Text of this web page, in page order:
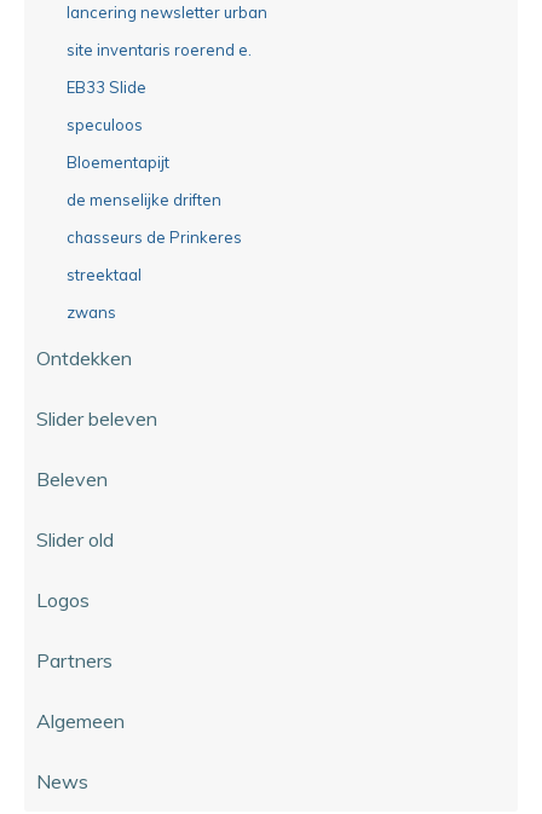
lancering newsletter urban
site inventaris roerend e.
EB33 Slide
speculoos
Bloementapijt
de menselijke driften
chasseurs de Prinkeres
streektaal
zwans
Ontdekken
Slider beleven
Beleven
Slider old
Logos
Partners
Algemeen
News